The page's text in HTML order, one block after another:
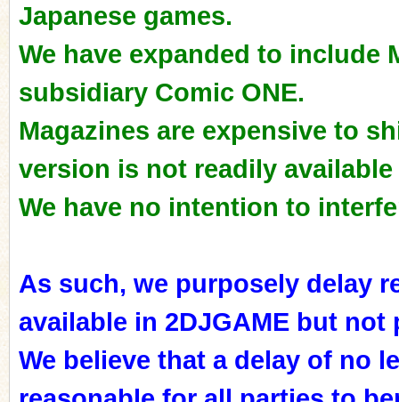
ko
Japanese games.
We have expanded to include
subsidiary Comic ONE.
Magazines are expensive to
version is not readily available
We have no intention to
As such, we purposely delay
available in 2DJGAME but not
We believe that a delay of no